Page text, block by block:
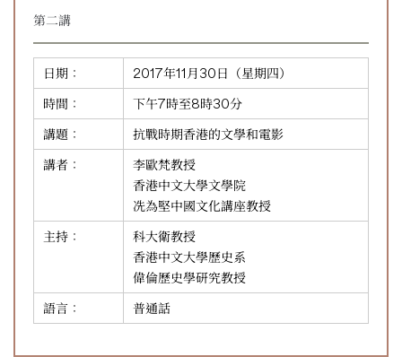
第二講
日期：
2017年11月30日（星期四）
時間：
下午7時至8時30分
講題：
抗戰時期香港的文學和電影
講者：
李歐梵教授
香港中文大學文學院
冼為堅中國文化講座教授
主持：
科大衛教授
香港中文大學歷史系
偉倫歷史學研究教授
語言：
普通話